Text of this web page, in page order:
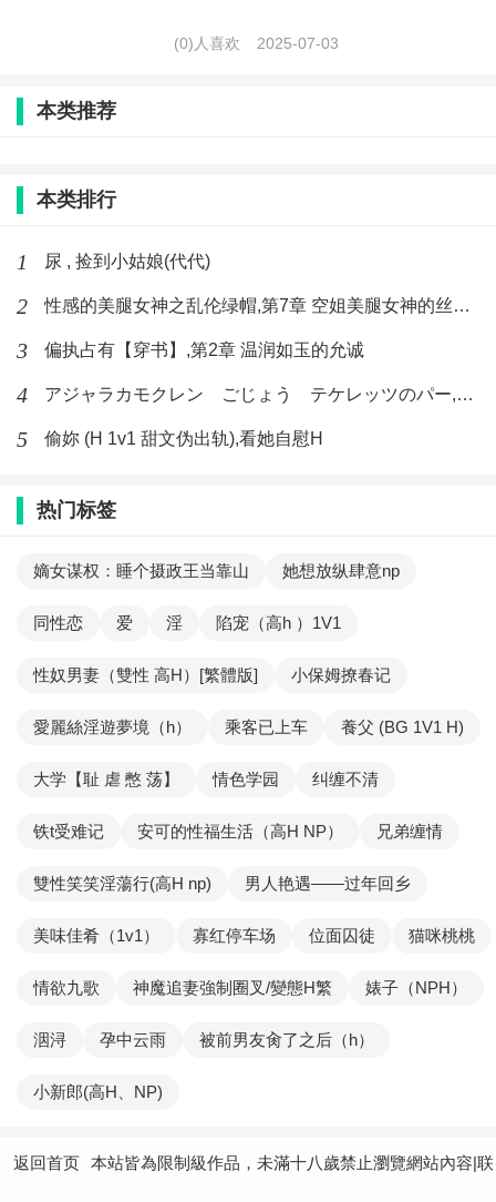
(0)人喜欢 2025-07-03
本类推荐
本类排行
1 尿 , 捡到小姑娘(代代)
2 性感的美腿女神之乱伦绿帽,第7章 空姐美腿女神的丝袜足交
3 偏执占有【穿书】,第2章 温润如玉的允诚
4 アジャラカモクレン ごじょう テケレッツのパー,【No. 42 Rube Goldberg Machine】十四
5 偷妳 (H 1v1 甜文伪出轨),看她自慰H
热门标签
嫡女谋权：睡个摄政王当靠山 她想放纵肆意np
同性恋 爱 淫 陷宠（高h ）1V1
性奴男妻（雙性 高H）[繁體版] 小保姆撩春记
愛麗絲淫遊夢境（h） 乘客已上车 養父 (BG 1V1 H)
大学【耻 虐 憋 荡】 情色学园 纠缠不清
铁t受难记 安可的性福生活（高H NP） 兄弟缠情
雙性笑笑淫蕩行(高H np) 男人艳遇——过年回乡
美味佳肴（1v1） 寡红停车场 位面囚徒 猫咪桃桃
情欲九歌 神魔追妻強制圈叉/變態H繁 婊子（NPH）
洇浔 孕中云雨 被前男友肏了之后（h）
小新郎(高H、NP)
返回首页 本站皆為限制級作品，未滿十八歲禁止瀏覽網站內容|联